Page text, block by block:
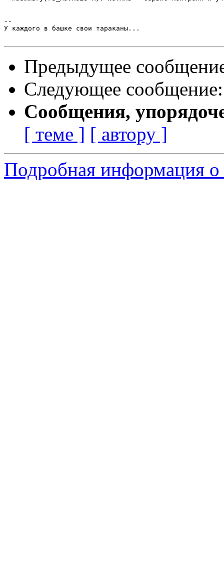
--
У каждого в башке свои тараканы...
Предыдущее
Следующее
Сообщения,
[ теме ] [ автору ]
Подробная информация о